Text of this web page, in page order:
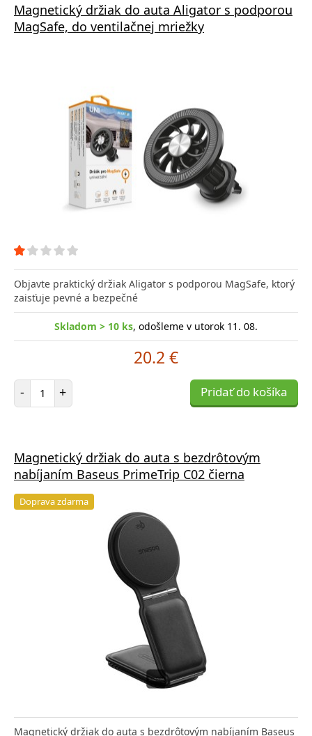
Magnetický držiak do auta Aligator s podporou
MagSafe, do ventilačnej mriežky
Objavte praktický držiak Aligator s podporou MagSafe, ktorý
zaisťuje pevné a bezpečné
Skladom > 10 ks, odošleme v utorok 11. 08.
20.2 €
- Počet položiek
+ Pridať do košíka
Magnetický držiak do auta s bezdrôtovým
nabíjaním Baseus PrimeTrip C02 čierna
Doprava zdarma
Magnetický držiak do auta s bezdrôtovým nabíjaním Baseus